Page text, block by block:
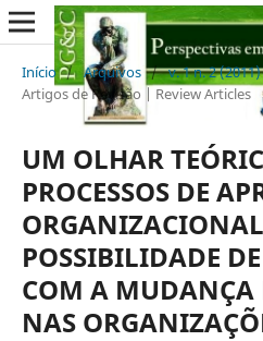
Início / Arquivos / v. 1 n. 2 (2011)
Artigos de Revisão | Review Articles
UM OLHAR
PROCESSOS DE
POSSIBILIDADE
COM A MUDANÇA
NAS